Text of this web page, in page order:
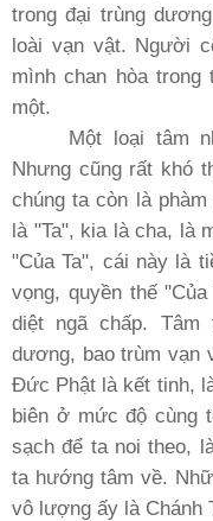
trong đại trùng
loài vạn vật. Người
mình chan hòa
một.
Một loại tâm
Nhưng cũng rất khó
chúng ta còn là
là "Ta", kia là cha, là
"Của Ta", cái này là
vọng, quyền thế
diệt ngã chấp.
dương, bao trùm vạn
Ðức Phật là kết tinh,
biên ở mức độ cùng
sạch để ta noi theo,
ta hướng tâm về.
vô lượng ấy là Chánh